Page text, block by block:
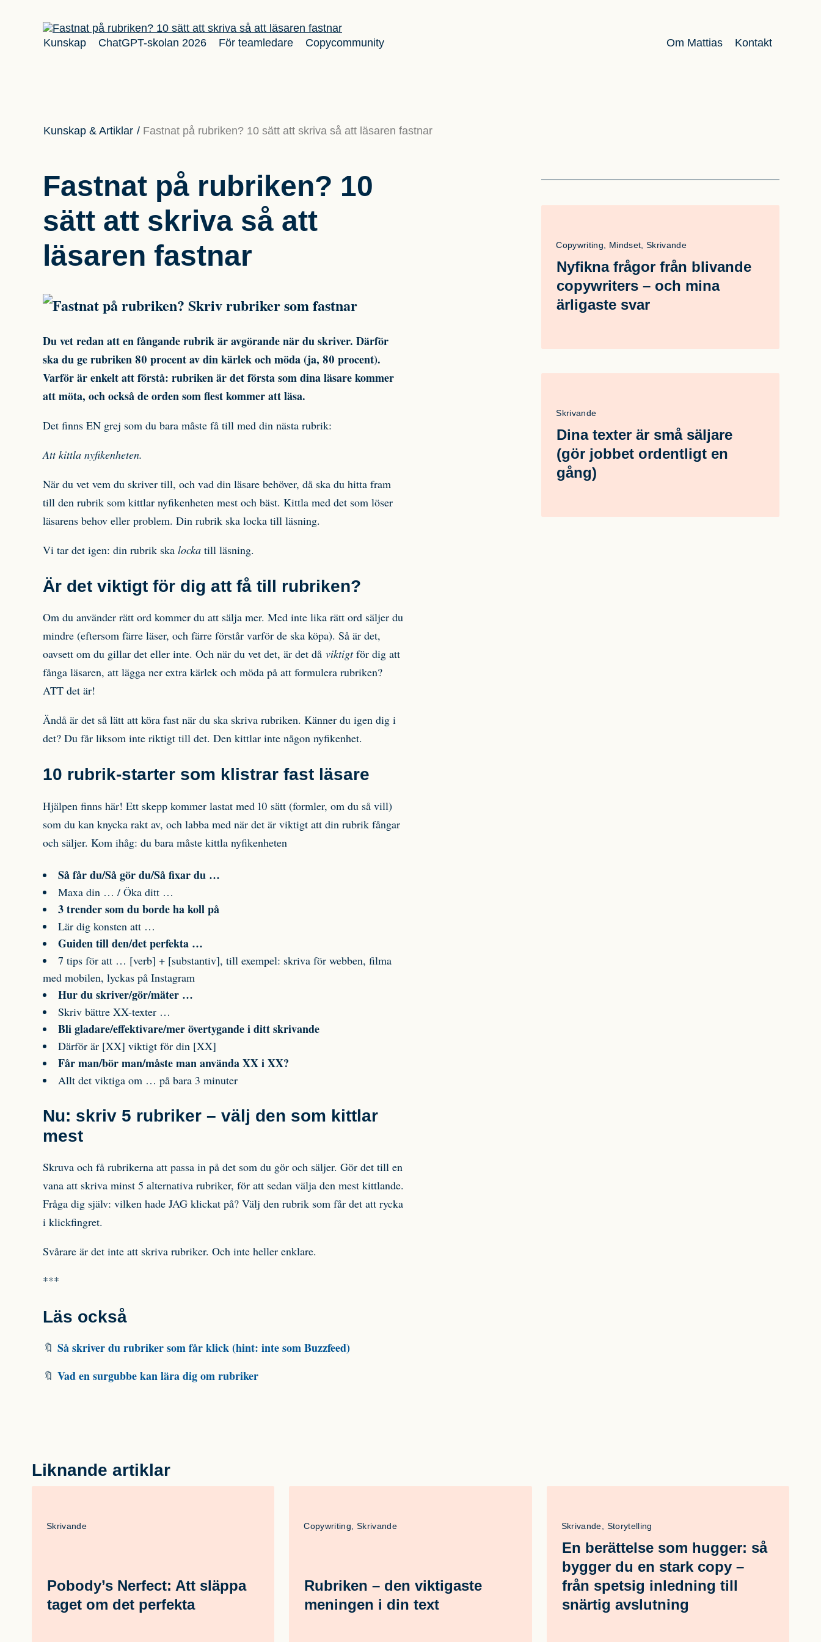
Kunskap ChatGPT-skolan 2026 För teamledare Copycommunity Om Mattias Kontakt
Kunskap & Artiklar / Fastnat på rubriken? 10 sätt att skriva så att läsaren fastnar
Fastnat på rubriken? 10
sätt att skriva så att
läsaren fastnar
Du vet redan att en fångande rubrik är avgörande när du skriver. Därför
ska du ge rubriken 80 procent av din kärlek och möda (ja, 80 procent).
Varför är enkelt att förstå: rubriken är det första som dina läsare kommer
att möta, och också de orden som flest kommer att läsa.
Det finns EN grej som du bara måste få till med din nästa rubrik:
Att kittla nyfikenheten.
När du vet vem du skriver till, och vad din läsare behöver, då ska du hitta fram
till den rubrik som kittlar nyfikenheten mest och bäst. Kittla med det som löser
läsarens behov eller problem. Din rubrik ska locka till läsning.
Vi tar det igen: din rubrik ska locka till läsning.
Är det viktigt för dig att få till rubriken?
Om du använder rätt ord kommer du att sälja mer. Med inte lika rätt ord säljer du
mindre (eftersom färre läser, och färre förstår varför de ska köpa). Så är det,
oavsett om du gillar det eller inte. Och när du vet det, är det då viktigtför dig att
fånga läsaren, att lägga ner extra kärlek och möda på att formulera rubriken?
ATT det är!
Ändå är det så lätt att köra fast när du ska skriva rubriken. Känner du igen dig i
det? Du får liksom inte riktigt till det. Den kittlar inte någon nyfikenhet.
10 rubrik-starter som klistrar fast läsare
Hjälpen finns här! Ett skepp kommer lastat med 10 sätt (formler, om du så vill)
som du kan knycka rakt av, och labba med när det är viktigt att din rubrik fångar
och säljer. Kom ihåg: du bara måste kittla nyfikenheten
Så får du/Så gör du/Så fixar du …
Maxa din … / Öka ditt …
3 trender som du borde ha koll på
Lär dig konsten att …
Guiden till den/det perfekta …
7 tips för att … [verb] + [substantiv], till exempel: skriva för webben, filma
med mobilen, lyckas på Instagram
Hur du skriver/gör/mäter …
Skriv bättre XX-texter …
Bli gladare/effektivare/mer övertygande i ditt skrivande
Därför är [XX] viktigt för din [XX]
Får man/bör man/måste man använda XX i XX?
Allt det viktiga om … på bara 3 minuter
Nu: skriv 5 rubriker – välj den som kittlar
mest
Skruva och få rubrikerna att passa in på det som du gör och säljer. Gör det till en
vana att skriva minst 5 alternativa rubriker, för att sedan välja den mest kittlande.
Fråga dig själv: vilken hade JAG klickat på? Välj den rubrik som får det att rycka
i klickfingret.
Svårare är det inte att skriva rubriker. Och inte heller enklare.
***
Läs också
🔖 Så skriver du rubriker som får klick (hint: inte som Buzzfeed)
🔖 Vad en surgubbe kan lära dig om rubriker
Copywriting, Mindset, Skrivande
Nyfikna frågor från blivande
copywriters – och mina
ärligaste svar
Skrivande
Dina texter är små säljare
(gör jobbet ordentligt en
gång)
Liknande artiklar
Skrivande
Pobody’s Nerfect: Att släppa
taget om det perfekta
Copywriting, Skrivande
Rubriken – den viktigaste
meningen i din text
Skrivande, Storytelling
En berättelse som hugger: så
bygger du en stark copy –
från spetsig inledning till
snärtig avslutning